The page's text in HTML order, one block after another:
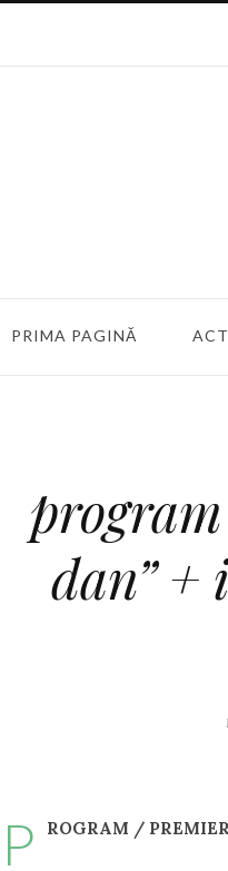
PRIMA PAGINĂ
dan”
P ROGRAM /